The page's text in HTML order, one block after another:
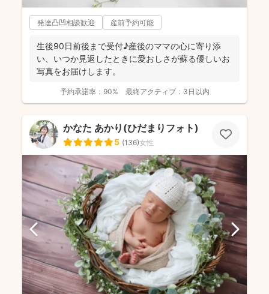
発達凸凹相談歓迎 産前予約可能
生後90日前後まで受付♪産後のママの心に寄り添
い、いつか見返したときに愛おしさが蘇る優しいお
写真をお届けします。
予約承諾率： 90% 最終アクティブ： 3日以内
かなた あかり(ひだまりフォト)
5 (136)女性